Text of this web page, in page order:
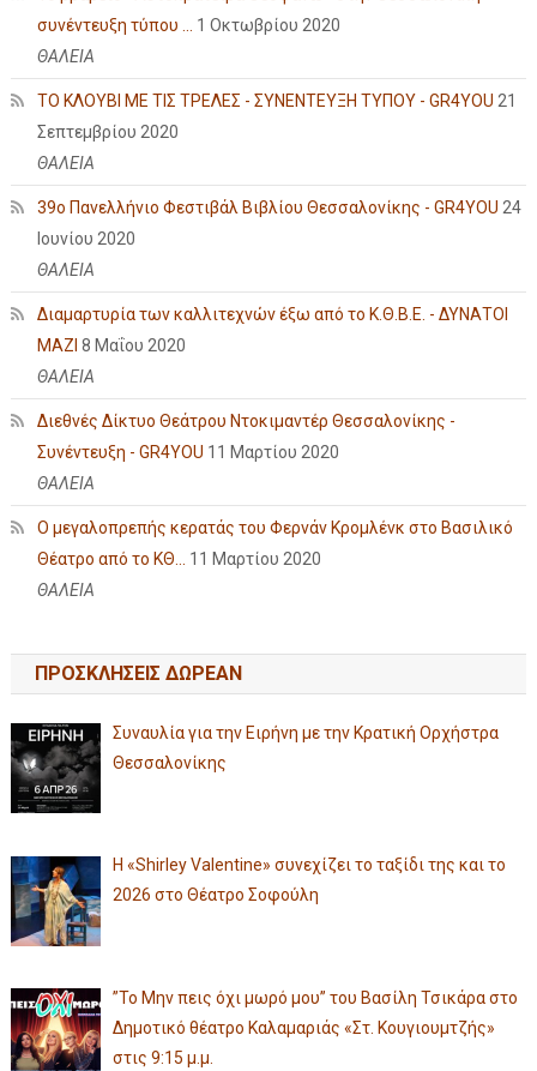
συνέντευξη τύπου ...
1 Οκτωβρίου 2020
ΘΑΛΕΙΑ
ΤΟ ΚΛΟΥΒΙ ΜΕ ΤΙΣ ΤΡΕΛΕΣ - ΣΥΝΕΝΤΕΥΞΗ ΤΥΠΟΥ - GR4YOU 21
Σεπτεμβρίου 2020
ΘΑΛΕΙΑ
39ο Πανελλήνιο Φεστιβάλ Βιβλίου Θεσσαλονίκης - GR4YOU 24
Ιουνίου 2020
ΘΑΛΕΙΑ
Διαμαρτυρία των καλλιτεχνών έξω από το Κ.Θ.Β.Ε. - ΔΥΝΑΤΟΙ
ΜΑΖΙ 8 Μαΐου 2020
ΘΑΛΕΙΑ
Διεθνές Δίκτυο Θεάτρου Ντοκιμαντέρ Θεσσαλονίκης -
Συνέντευξη - GR4YOU 11 Μαρτίου 2020
ΘΑΛΕΙΑ
Ο μεγαλοπρεπής κερατάς του Φερνάν Κρομλένκ στο Βασιλικό
Θέατρο από το ΚΘ...
11 Μαρτίου 2020
ΘΑΛΕΙΑ
ΠΡΟΣΚΛΗΣΕΙΣ ΔΩΡΕΑΝ
Συναυλία για την Ειρήνη με την Κρατική Ορχήστρα
Θεσσαλονίκης
Η «Shirley Valentine» συνεχίζει το ταξίδι της και το
2026 στο Θέατρο Σοφούλη
”Το Μην πεις όχι μωρό μου” του Βασίλη Τσικάρα στο
Δημοτικό θέατρο Καλαμαριάς «Στ. Κουγιουμτζής»
στις 9:15 μ.μ.